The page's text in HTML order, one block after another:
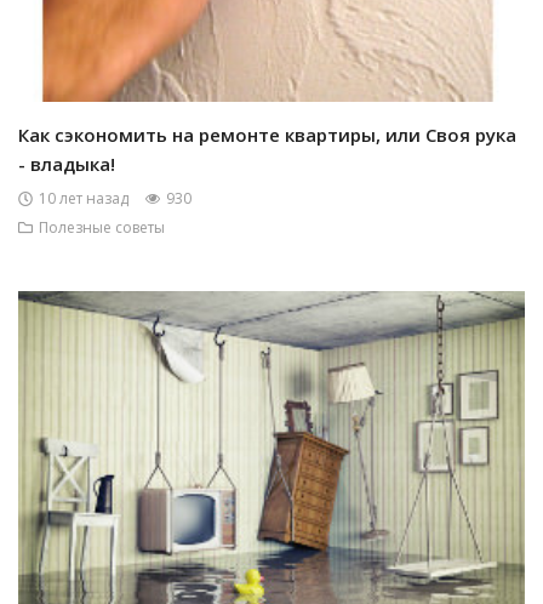
Как сэкономить на ремонте квартиры, или Своя рука
- владыка!
10 лет назад
930
Полезные советы